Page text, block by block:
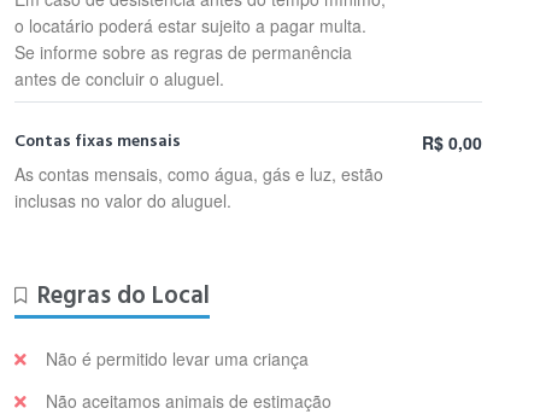
o locatário poderá estar sujeito a pagar multa.
Se informe sobre as regras de permanência
antes de concluir o aluguel.
Contas fixas mensais
As contas mensais, como água, gás e luz, estão
inclusas no valor do aluguel.
R$ 0,00
Regras do Local
Não é permitido levar uma criança
Não aceitamos animais de estimação